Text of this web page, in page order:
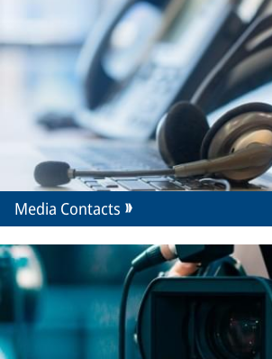
Media Contacts